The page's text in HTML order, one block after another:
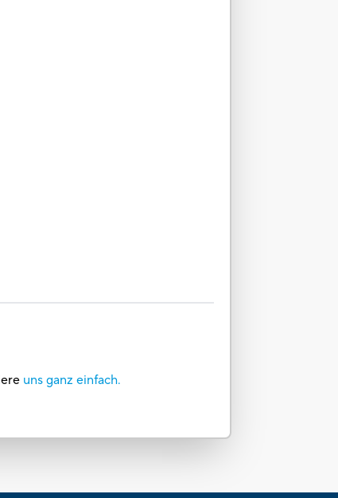
uns ganz einfach.